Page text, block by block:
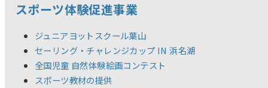
スポーツ体験促進事業
ジュニアヨットスクール葉山
セーリング・チャレンジカップ IN 浜名湖
全国児童 自然体験絵画コンテスト
スポーツ教材の提供